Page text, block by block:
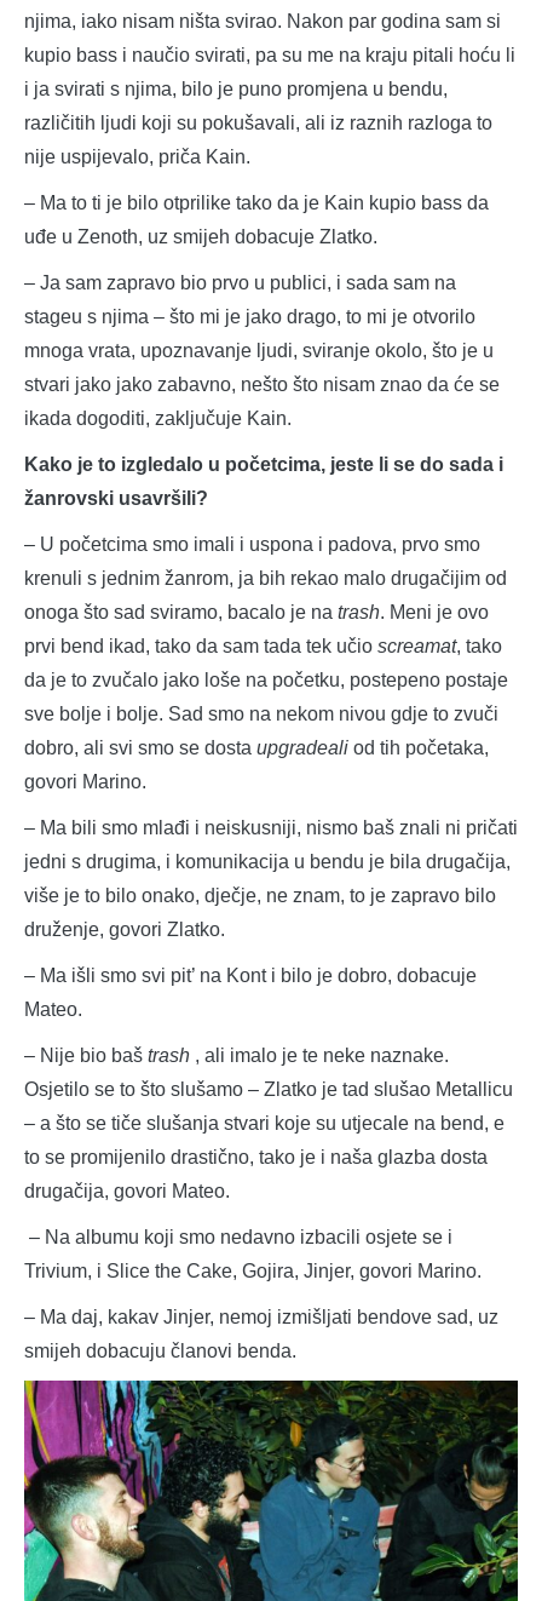
njima, iako nisam ništa svirao. Nakon par godina sam si
kupio bass i naučio svirati, pa su me na kraju pitali hoću li
i ja svirati s njima, bilo je puno promjena u bendu,
različitih ljudi koji su pokušavali, ali iz raznih razloga to
nije uspijevalo, priča Kain.
– Ma to ti je bilo otprilike tako da je Kain kupio bass da
uđe u Zenoth, uz smijeh dobacuje Zlatko.
– Ja sam zapravo bio prvo u publici, i sada sam na
stageu s njima – što mi je jako drago, to mi je otvorilo
mnoga vrata, upoznavanje ljudi, sviranje okolo, što je u
stvari jako jako zabavno, nešto što nisam znao da će se
ikada dogoditi, zaključuje Kain.
Kako je to izgledalo u početcima, jeste li se do sada i
žanrovski usavršili?
– U početcima smo imali i uspona i padova, prvo smo
krenuli s jednim žanrom, ja bih rekao malo drugačijim od
onoga što sad sviramo, bacalo je na trash. Meni je ovo
prvi bend ikad, tako da sam tada tek učio screamat, tako
da je to zvučalo jako loše na početku, postepeno postaje
sve bolje i bolje. Sad smo na nekom nivou gdje to zvuči
dobro, ali svi smo se dosta upgradeali od tih početaka,
govori Marino.
– Ma bili smo mlađi i neiskusniji, nismo baš znali ni pričati
jedni s drugima, i komunikacija u bendu je bila drugačija,
više je to bilo onako, dječje, ne znam, to je zapravo bilo
druženje, govori Zlatko.
– Ma išli smo svi pit’ na Kont i bilo je dobro, dobacuje
Mateo.
– Nije bio baš trash , ali imalo je te neke naznake.
Osjetilo se to što slušamo – Zlatko je tad slušao Metallicu
– a što se tiče slušanja stvari koje su utjecale na bend, e
to se promijenilo drastično, tako je i naša glazba dosta
drugačija, govori Mateo.
– Na albumu koji smo nedavno izbacili osjete se i
Trivium, i Slice the Cake, Gojira, Jinjer, govori Marino.
– Ma daj, kakav Jinjer, nemoj izmišljati bendove sad, uz
smijeh dobacuju članovi benda.